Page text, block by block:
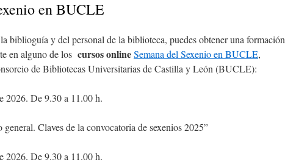
en BUCLE
biblioguía y del personal de la biblioteca, puedes obtener una formación
en alguno de los cursos onlineSemana del Sexenio en BUCLE,
de Bibliotecas Universitarias de Castilla y León (BUCLE):
2026. De 9.30 a 11.00 h.
Claves de la convocatoria de sexenios 2025”
2026. De 9.30 a 11.00 h.